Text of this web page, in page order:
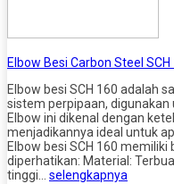
Elbow Besi Carbon Steel
Elbow besi SCH 160 adalah
sistem perpipaan, digunakan
Elbow ini dikenal dengan
menjadikannya ideal untuk
Elbow besi SCH 160
diperhatikan: Material:
tinggi… selengkapnya